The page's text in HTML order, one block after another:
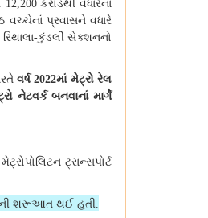
. 12,200કરોડથી વધારેનાં
પ્રવાસને વધારે
-કુંડલી સેક્શનનો
વર્ષ2022માં મેટ્રો રેલ
નેટવર્ક બનવાનાં માર્ગે
ટ્રાન્સપોર્ટ
શરૂઆત થઈ હતી.